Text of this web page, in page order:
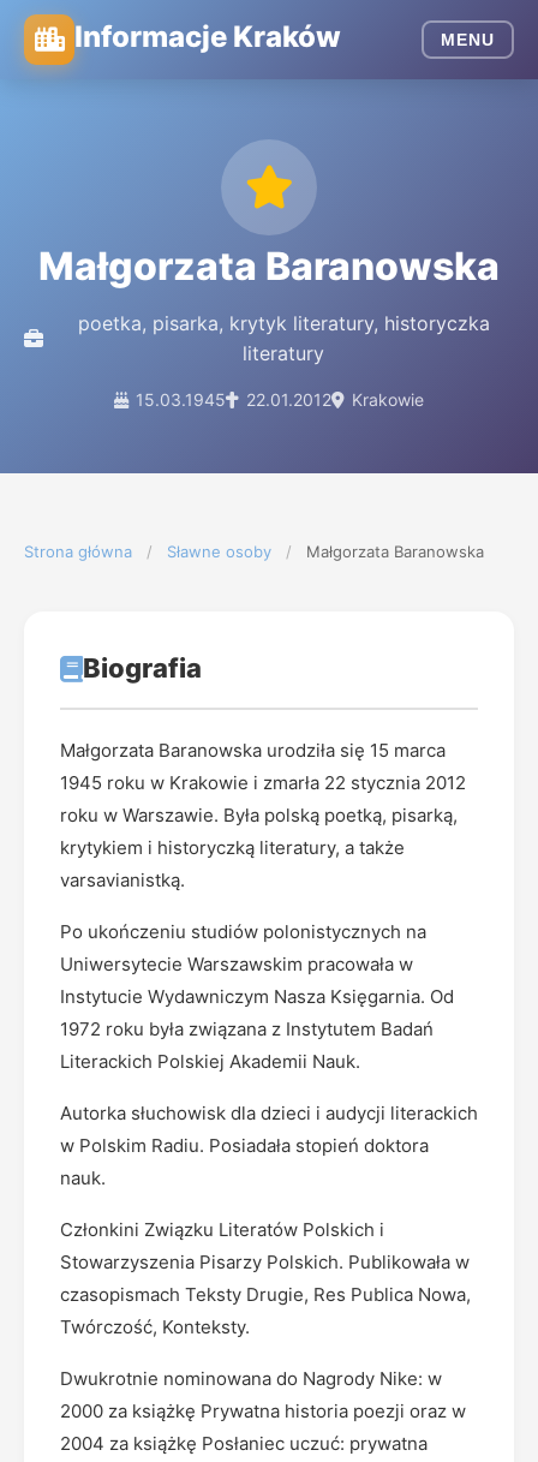
Informacje Kraków MENU
Małgorzata Baranowska
poetka, pisarka, krytyk literatury, historyczka
literatury
15.03.1945 22.01.2012 Krakowie
Strona główna / Sławne osoby / Małgorzata Baranowska
Biografia
Małgorzata Baranowska urodziła się 15 marca
1945 roku w Krakowie i zmarła 22 stycznia 2012
roku w Warszawie. Była polską poetką, pisarką,
krytykiem i historyczką literatury, a także
varsavianistką.
Po ukończeniu studiów polonistycznych na
Uniwersytecie Warszawskim pracowała w
Instytucie Wydawniczym Nasza Księgarnia. Od
1972 roku była związana z Instytutem Badań
Literackich Polskiej Akademii Nauk.
Autorka słuchowisk dla dzieci i audycji literackich
w Polskim Radiu. Posiadała stopień doktora
nauk.
Członkini Związku Literatów Polskich i
Stowarzyszenia Pisarzy Polskich. Publikowała w
czasopismach Teksty Drugie, Res Publica Nowa,
Twórczość, Konteksty.
Dwukrotnie nominowana do Nagrody Nike: w
2000 za książkę Prywatna historia poezji oraz w
2004 za książkę Posłaniec uczuć: prywatna